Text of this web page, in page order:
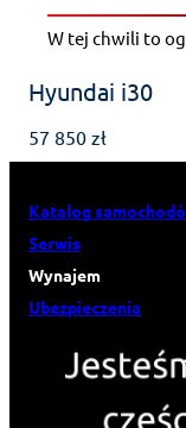
W tej chwili to
Hyundai i30
57 850 zł
Katalog
Serwis
Wynajem
Ubezpieczenia